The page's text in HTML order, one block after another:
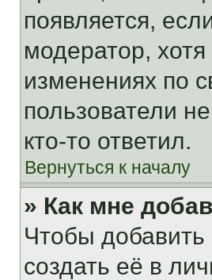
появляется,
модератор,
изменениях по
пользователи
кто-то ответил.
Вернуться к началу
» Как мне
Чтобы
создать её в